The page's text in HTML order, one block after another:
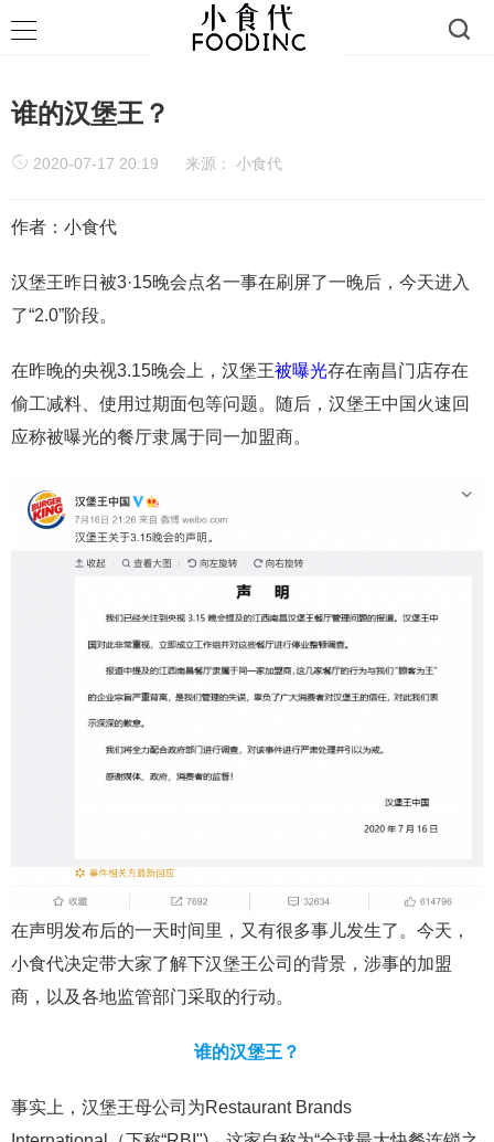
谁的汉堡王？
2020-07-17 20:19 来源： 小食代
作者：小食代
汉堡王昨日被3·15晚会点名一事在刷屏了一晚后，今天进入
了“2.0”阶段。
在昨晚的央视3.15晚会上，汉堡王被曝光存在南昌门店存在
偷工减料、使用过期面包等问题。随后，汉堡王中国火速回
应称被曝光的餐厅隶属于同一加盟商。
在声明发布后的一天时间里，又有很多事儿发生了。今天，
小食代决定带大家了解下汉堡王公司的背景，涉事的加盟
商，以及各地监管部门采取的行动。
谁的汉堡王？
事实上，汉堡王母公司为Restaurant Brands